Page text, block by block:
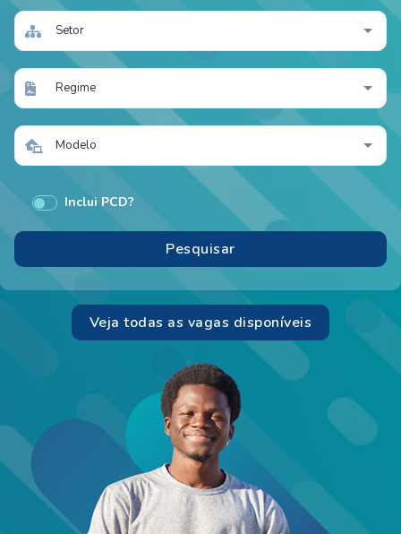
Setor
Regime
Modelo
Inclui PCD?
Veja todas as vagas disponíveis